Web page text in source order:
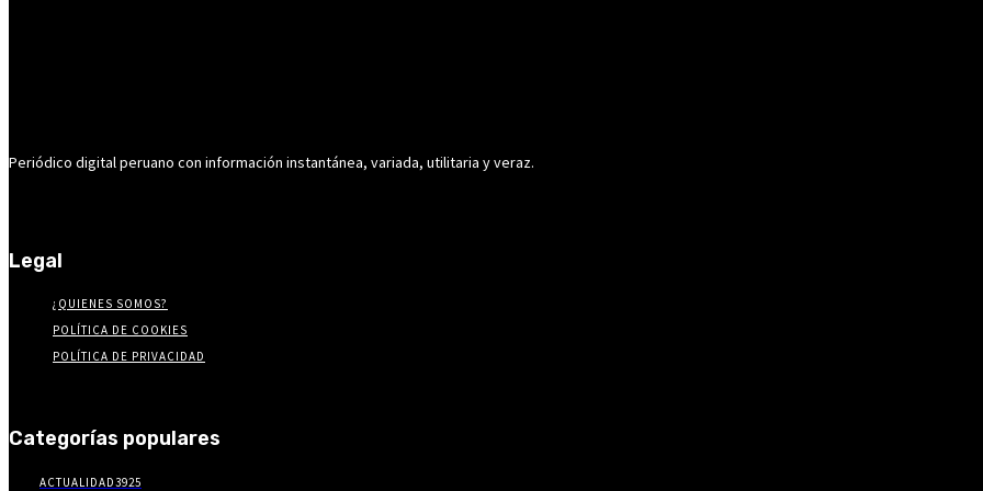
Periódico digital peruano con información instantánea, variada, utilitaria y veraz.
Legal
¿QUIENES SOMOS?
POLÍTICA DE COOKIES
POLÍTICA DE PRIVACIDAD
Categorías populares
ACTUALIDAD3925